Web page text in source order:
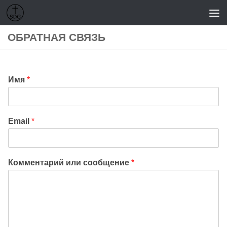
Перейти к содержимому
ОБРАТНАЯ СВЯЗЬ
Имя *
Email *
Комментарий или сообщение *